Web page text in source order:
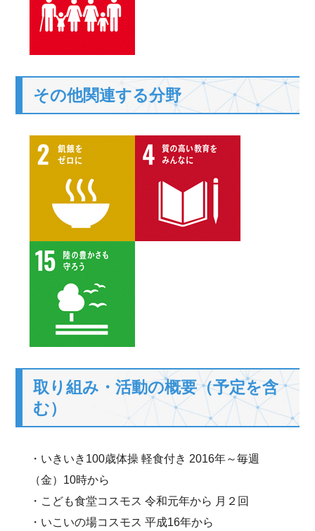
その他関連する分野
取り組み・活動の概要（予定を含
む）
・いきいき100歳体操 軽食付き 2016年～毎週
（金）10時から
・こども食堂コスモス 令和元年から 月２回
・いこいの場コスモス 平成16年から